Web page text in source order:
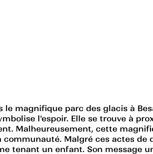
magnifique parc des glacis à
l'espoir. Elle se trouve à
Malheureusement, cette
Malgré ces actes de
tenant un enfant. Son message